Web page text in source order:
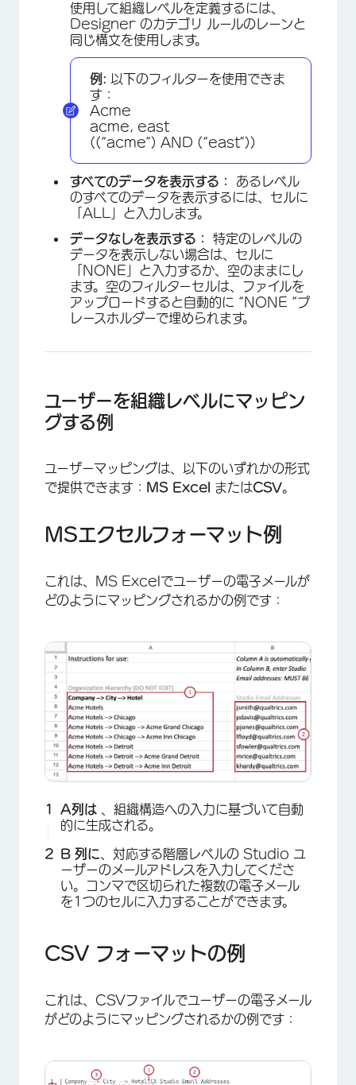
使用して組織レベルを定義するには、
Designer のカテゴリ ルールのレーンと
同じ構文を使用します。
例: 以下のフィルターを使用できま
す：
Acme
acme, east
((“acme”) AND (“east”))
すべてのデータを表示する： あるレベル
のすべてのデータを表示するには、セルに
「ALL」と入力します。
データなしを表示する： 特定のレベルの
データを表示しない場合は、セルに
「NONE」と入力するか、空のままにし
ます。空のフィルターセルは、ファイルを
アップロードすると自動的に “NONE “プ
レースホルダーで埋められます。
ユーザーを組織レベルにマッピン
グする例
ユーザーマッピングは、以下のいずれかの形式
で提供できます：
MS Excel またはCSV。
MSエクセルフォーマット例
これは、MS Excelでユーザーの電子メールが
どのようにマッピングされるかの例です：
A列は
、組織構造への入力に基づいて自動
的に生成される。
B 列に
、対応する階層レベルの Studio ユ
ーザーのメールアドレスを入力してくださ
い。コンマで区切られた複数の電子メール
を1つのセルに入力することができます。
CSV フォーマットの例
​​これは、CSVファイルでユーザーの電子メール
がどのようにマッピングされるかの例です：